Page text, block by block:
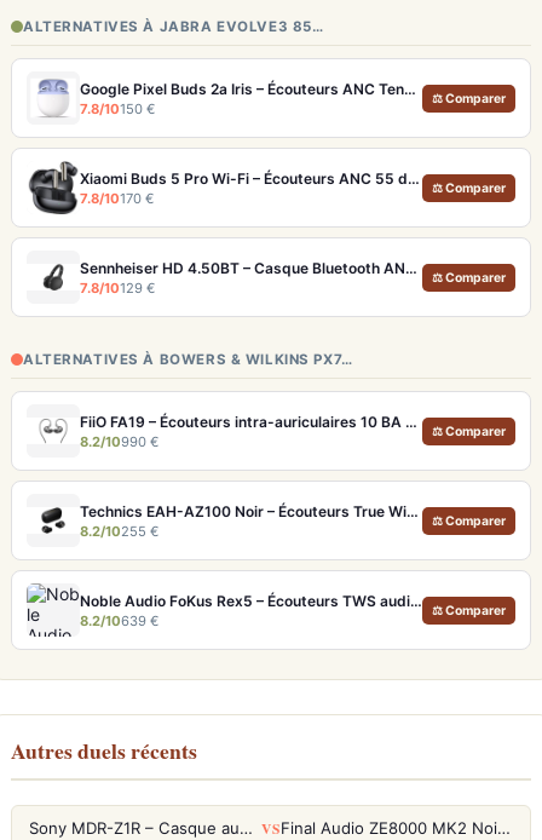
ALTERNATIVES À JABRA EVOLVE3 85…
Google Pixel Buds 2a Iris – Écouteurs ANC Tensor A1 et IP54
7.8/10150 €
⚖ Comparer
Xiaomi Buds 5 Pro Wi-Fi – Écouteurs ANC 55 dB avec triple driver hybride
7.8/10170 €
⚖ Comparer
Sennheiser HD 4.50BT – Casque Bluetooth ANC 30h, son neutre et pliable
7.8/10129 €
⚖ Comparer
ALTERNATIVES À BOWERS & WILKINS PX7…
FiiO FA19 – Écouteurs intra-auriculaires 10 BA Knowles avec technologie S.Turbo
8.2/10990 €
⚖ Comparer
Technics EAH-AZ100 Noir – Écouteurs True Wireless audiophiles avec drivers MFD et autonomie 29h
8.2/10255 €
⚖ Comparer
Noble Audio FoKus Rex5 – Écouteurs TWS audiophiles tribrides
8.2/10639 €
⚖ Comparer
Autres duels récents
Sony MDR-Z1R – Casque audiophile fermé haute résolution VS Final Audio ZE8000 MK2 Noir – Écouteurs True Wireless audiophiles 8K Sound